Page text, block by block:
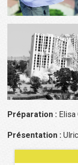
Préparation : Elisa
Présentation :